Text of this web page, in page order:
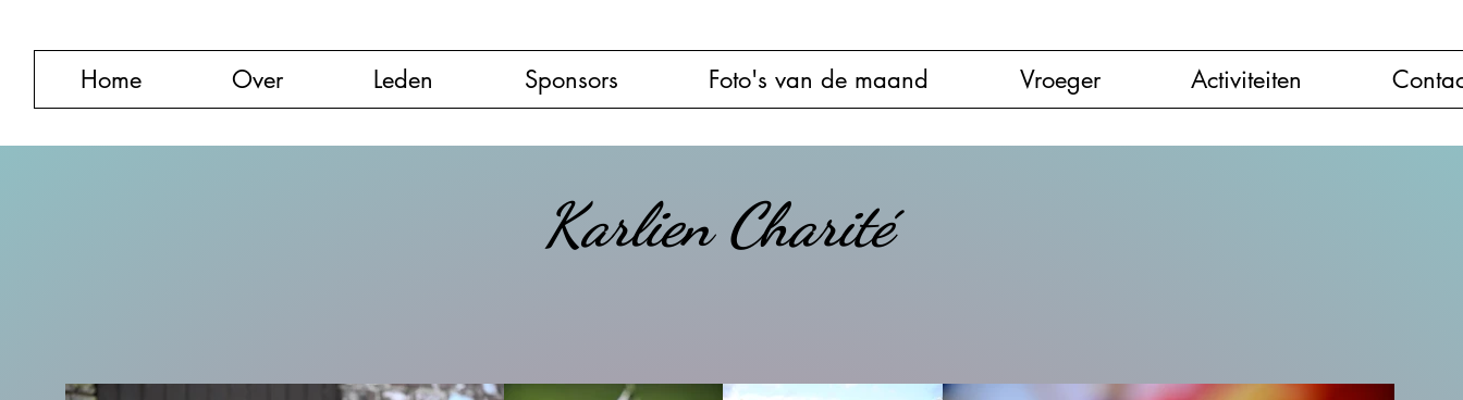
Home Over Leden Sponsors Foto's van de maand Vroeger Activiteiten
Karlien Charité